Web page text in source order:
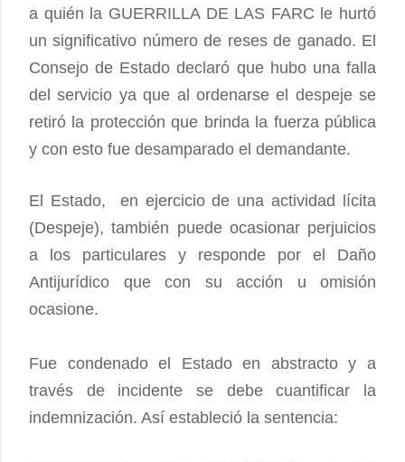
a quién la GUERRILLA DE LAS FARC le hurtó
un significativo número de reses de ganado. El
Consejo de Estado declaró que hubo una falla
del servicio ya que al ordenarse el despeje se
retiró la protección que brinda la fuerza pública
y con esto fue desamparado el demandante.
El Estado, en ejercicio de una actividad lícita
(Despeje), también puede ocasionar perjuicios
a los particulares y responde por el Daño
Antijurídico que con su acción u omisión
ocasione.
Fue condenado el Estado en abstracto y a
través de incidente se debe cuantificar la
indemnización. Así estableció la sentencia: